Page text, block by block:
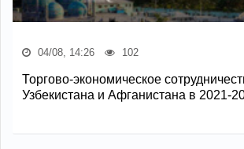
04/08, 14:26 102
Торгово-экономическое
Узбекистана и Афганистана в 2021-